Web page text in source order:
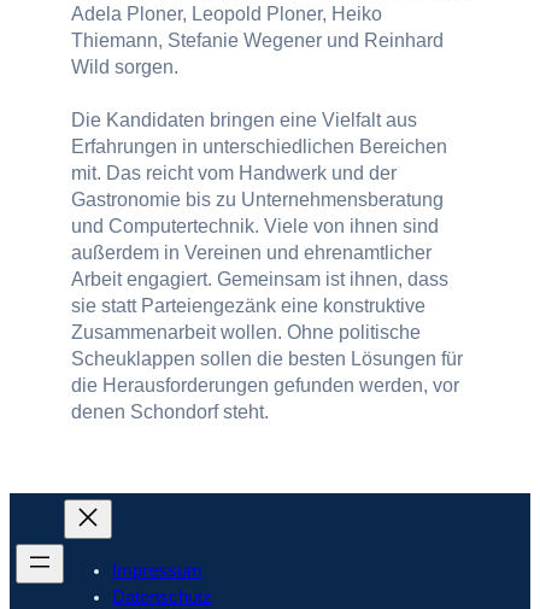
Adela Ploner, Leopold Ploner, Heiko
Thiemann, Stefanie Wegener und Reinhard
Wild sorgen.
Die Kandidaten bringen eine Vielfalt aus
Erfahrungen in unterschiedlichen Bereichen
mit. Das reicht vom Handwerk und der
Gastronomie bis zu Unternehmensberatung
und Computertechnik. Viele von ihnen sind
außerdem in Vereinen und ehrenamtlicher
Arbeit engagiert. Gemeinsam ist ihnen, dass
sie statt Parteiengezänk eine konstruktive
Zusammenarbeit wollen. Ohne politische
Scheuklappen sollen die besten Lösungen für
die Herausforderungen gefunden werden, vor
denen Schondorf steht.
Impressum
Datenschutz